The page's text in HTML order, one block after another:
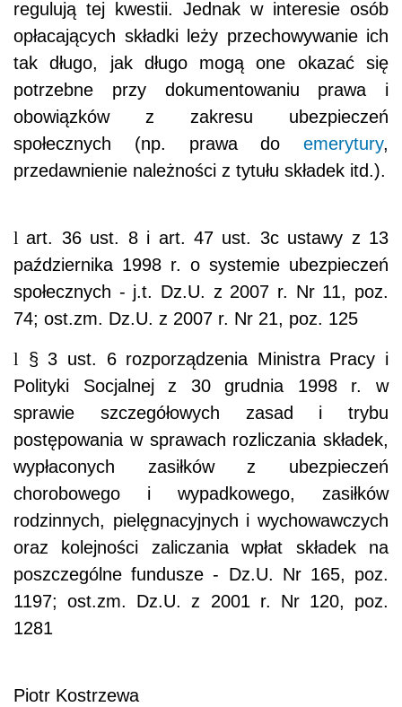
regulują tej kwestii. Jednak w interesie osób
opłacających składki leży przechowywanie ich
tak długo, jak długo mogą one okazać się
potrzebne przy dokumentowaniu prawa i
obowiązków z zakresu ubezpieczeń
społecznych (np. prawa do emerytury,
przedawnienie należności z tytułu składek itd.).
lart. 36 ust. 8 i art. 47 ust. 3c ustawy z 13
października 1998 r. o systemie ubezpieczeń
społecznych - j.t. Dz.U. z 2007 r. Nr 11, poz.
74; ost.zm. Dz.U. z 2007 r. Nr 21, poz. 125
l § 3 ust. 6 rozporządzenia Ministra Pracy i
Polityki Socjalnej z 30 grudnia 1998 r. w
sprawie szczegółowych zasad i trybu
postępowania w sprawach rozliczania składek,
wypłaconych zasiłków z ubezpieczeń
chorobowego i wypadkowego, zasiłków
rodzinnych, pielęgnacyjnych i wychowawczych
oraz kolejności zaliczania wpłat składek na
poszczególne fundusze - Dz.U. Nr 165, poz.
1197; ost.zm. Dz.U. z 2001 r. Nr 120, poz.
1281
Piotr Kostrzewa